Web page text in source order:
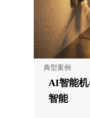
典型案例
AI智能
智能